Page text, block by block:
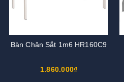
Bàn Chân Sắt 1m6 HR160C9
1.860.000₫